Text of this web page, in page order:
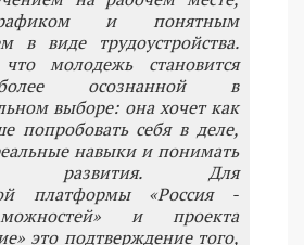
и понятным
в виде трудоустройства.
молодежь становится
осознанной в
выборе: она хочет как
попробовать себя в деле,
навыки и понимать
развития. Для
платформы «Россия -
и проекта
это подтверждение того,